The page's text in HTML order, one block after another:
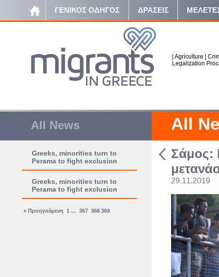
ΓΕΝΙΚΟΣ ΟΔΗΓΟΣ ΔΡΑΣΕΙΣ
Agriculture
Legalization
All News
Greeks, minorities turn to
Perama to fight exclusion
Greeks, minorities turn to
Perama to fight exclusion
« Προηγούμενη 1 … 367 368 369
All
Σάμος:
29.11.2019